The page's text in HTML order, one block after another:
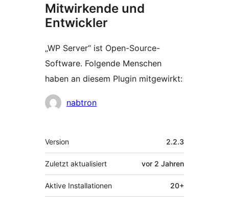
Mitwirkende und
Entwickler
„WP Server“ ist Open-Source-
Software. Folgende Menschen
haben an diesem Plugin mitgewirkt:
Mitwirkende
nabtron
Meta
Version 2.2.3
Zuletzt aktualisiert vor 2 Jahren
Aktive Installationen 20+